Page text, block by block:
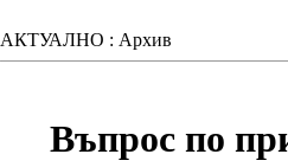
АКТУАЛНО : Архив
Въпрос по